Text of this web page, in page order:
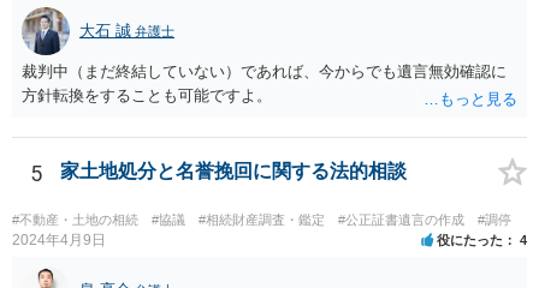
びその承継人は、受遺者（特定財産承継遺言により財産を承継し又は
相続分の指定を受けた相続人を含む。以下この章において同じ。）又
は受贈者に対し、遺留分侵害額に相当する金銭の支払を請求すること
ができる。
大石 誠 弁護士
裁判中（まだ終結していない）であれば、今からでも遺言無効確認に
方針転換をすることも可能ですよ。
5 家土地処分と名誉挽回に関する法的相談
#不動産・土地の相続 #協議 #相続財産調査・鑑定 #公正証書遺言の作成 #調停
2024年4月9日 役にたった 4